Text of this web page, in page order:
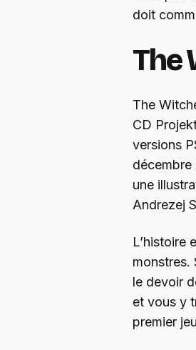
doit
The
The
CD
versions
décembre
une
Andrezej
L’histoire
monstres.
le devoir
et vous y
premier